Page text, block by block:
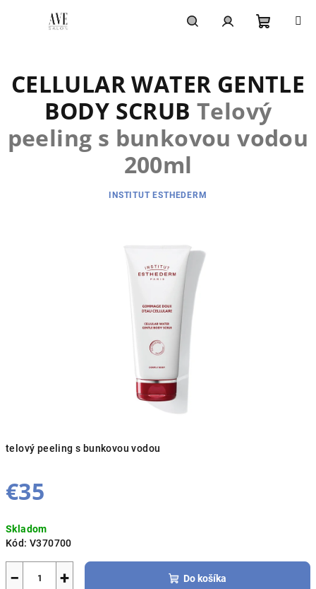
košík
telový peeling s bunkovou vodou
€35
cena:
Skladom
Kód: V370700
+
− Do košíka
CELLULAR WATER GENTLE
BODY SCRUB Telový
peeling s bunkovou vodou
200ml
INSTITUT ESTHEDERM